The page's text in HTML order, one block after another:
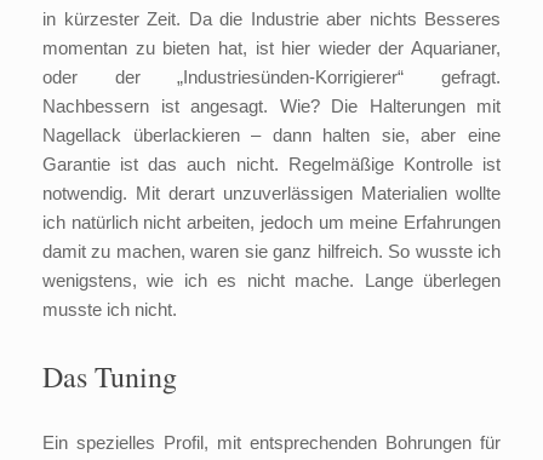
in kürzester Zeit. Da die Industrie aber nichts Besseres
momentan zu bieten hat, ist hier wieder der Aquarianer,
oder der „Industriesünden-Korrigierer“ gefragt.
Nachbessern ist angesagt. Wie? Die Halterungen mit
Nagellack überlackieren – dann halten sie, aber eine
Garantie ist das auch nicht. Regelmäßige Kontrolle ist
notwendig. Mit derart unzuverlässigen Materialien wollte
ich natürlich nicht arbeiten, jedoch um meine Erfahrungen
damit zu machen, waren sie ganz hilfreich. So wusste ich
wenigstens, wie ich es nicht mache. Lange überlegen
musste ich nicht.
Das Tuning
Ein spezielles Profil, mit entsprechenden Bohrungen für